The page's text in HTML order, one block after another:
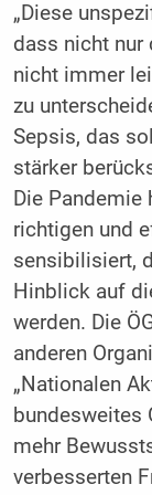
„Diese
dass nicht nur
nicht immer
zu
Sepsis, das
stärker
Die
richtigen und
sensibilisiert,
Hinblick auf
werden. Die
anderen
„Nationalen
bundesweites
mehr
verbesserten